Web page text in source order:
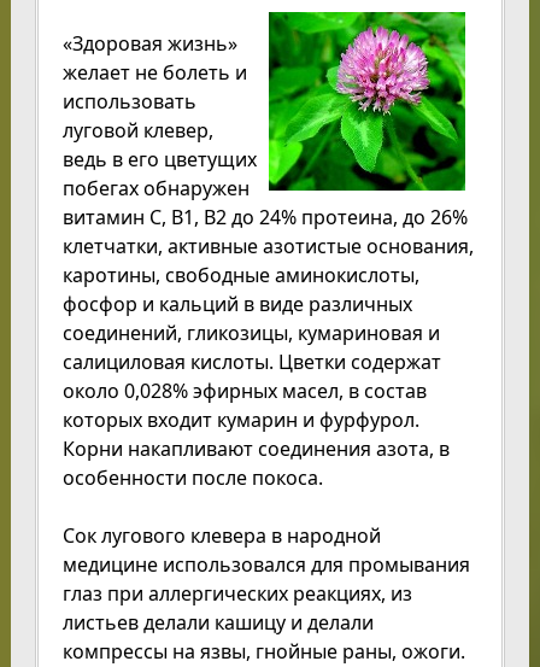
«Здоровая жизнь»
желает не болеть и
использовать
луговой клевер,
ведь в его цветущих
побегах обнаружен
витамин С, В1, В2 до 24% протеина, до 26%
клетчатки, активные азотистые основания,
каротины, свободные аминокислоты,
фосфор и кальций в виде различных
соединений, гликозицы, кумариновая и
салициловая кислоты. Цветки содержат
около 0,028% эфирных масел, в состав
которых входит кумарин и фурфурол.
Корни накапливают соединения азота, в
особенности после покоса.
Сок лугового клевера в народной
медицине использовался для промывания
глаз при аллергических реакциях, из
листьев делали кашицу и делали
компрессы на язвы, гнойные раны, ожоги.